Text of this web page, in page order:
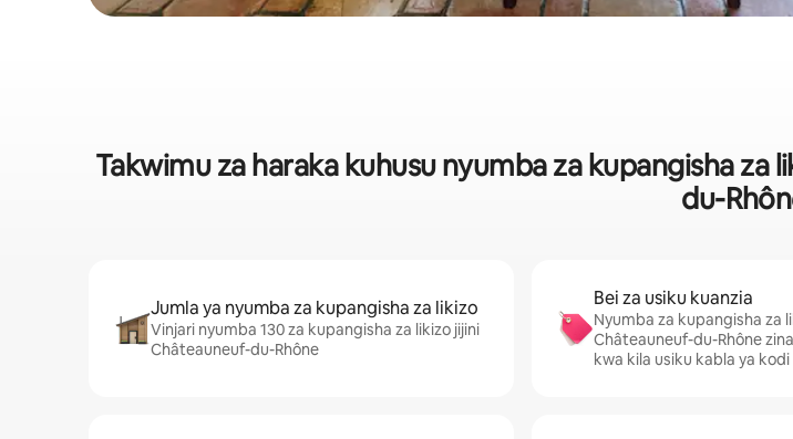
Takwimu za haraka kuhusu nyumba za kupangisha
du-
Jumla ya nyumba za kupangisha za likizo
Vinjari nyumba 130 za kupangisha za likizo jijini
Châteauneuf-du-Rhône
Bei za usiku kuanzia
Nyumba za kupangisha za
Châteauneuf-du-Rhône
kwa kila usiku kabla ya kodi